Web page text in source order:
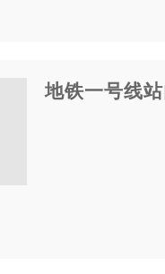
地铁一号线